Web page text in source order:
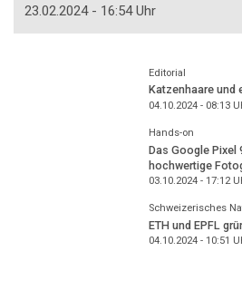
23.02.2024 - 16:54 Uhr
Editorial
Katzenhaare und
04.10.2024 - 08:13
Hands-on
Das Google Pixel
hochwertige
03.10.2024 - 17:12
Schweizerisches
ETH und EPFL
04.10.2024 - 10:51